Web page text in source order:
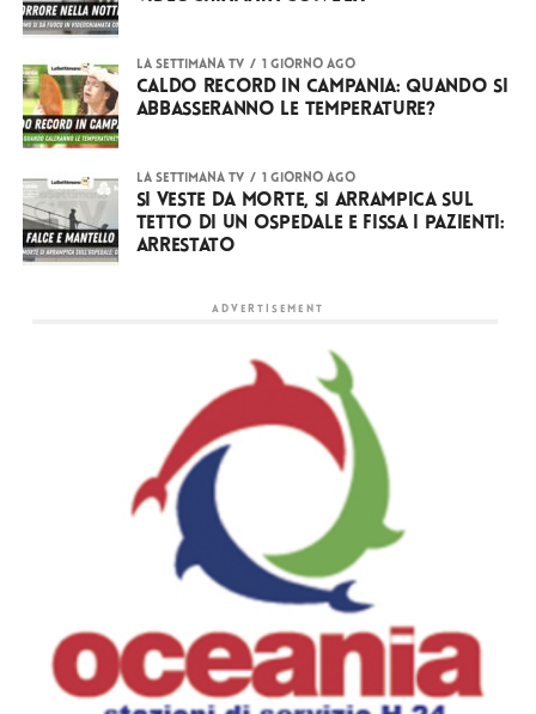
LA SETTIMANA TV 1 giorno ago
Caldo record in Campania: quando si
abbasseranno le temperature?
LA SETTIMANA TV 1 giorno ago
Si veste da Morte, si arrampica sul
tetto di un ospedale e fissa i pazienti:
arrestato
ADVERTISEMENT